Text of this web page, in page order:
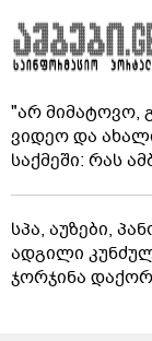
"არ მიმატოვო,
ვიდეო და
საქმეში: რას
სპა, აუზები,
ადგილი
ჯორჯინა